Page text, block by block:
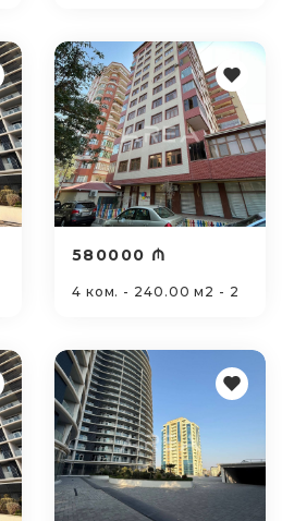
580000 ₼
4 ком. - 240.00 м2 - 2